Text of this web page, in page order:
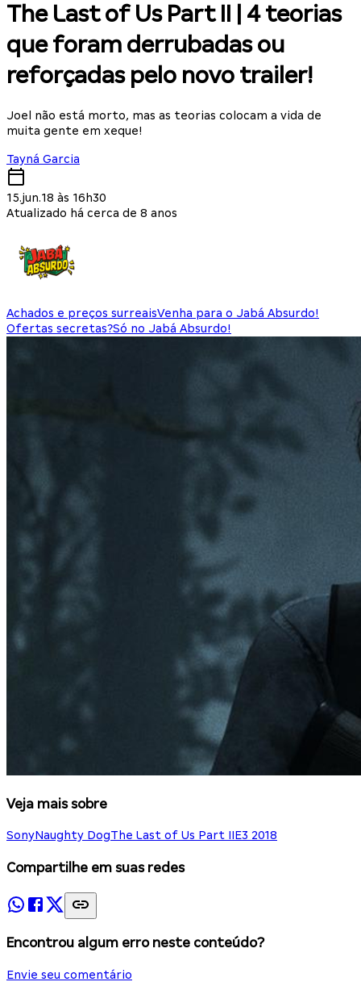
The Last of Us Part II | 4 teorias
que foram derrubadas ou
reforçadas pelo novo trailer!
Joel não está morto, mas as teorias colocam a vida de
muita gente em xeque!
Tayná Garcia
15.jun.18 às 16h30
Atualizado há cerca de 8 anos
Achados e preços surreaisVenha para o Jabá Absurdo!
Ofertas secretas?Só no Jabá Absurdo!
Veja mais sobre
SonyNaughty DogThe Last of Us Part IIE3 2018
Compartilhe em suas redes
Encontrou algum erro neste conteúdo?
Envie seu comentário